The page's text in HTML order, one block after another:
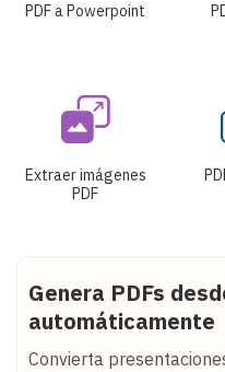
PDF a Powerpoint
Extraer imágenes
PDF
Genera PDFs
automáticamente
Convierta